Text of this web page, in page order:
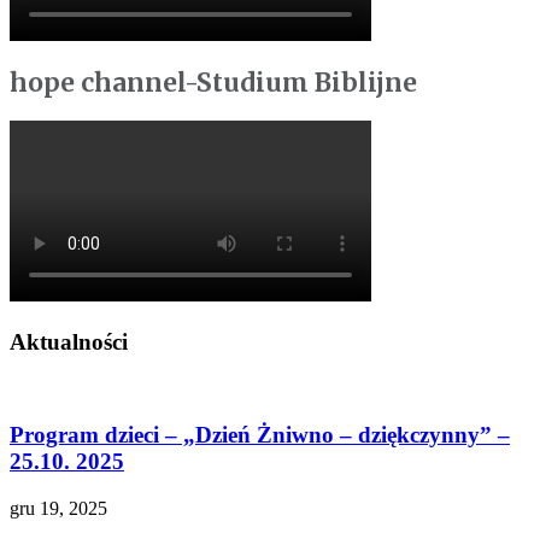
hope channel-Studium Biblijne
Aktualności
Program dzieci – „Dzień Żniwno – dziękczynny” –
25.10. 2025
gru 19, 2025